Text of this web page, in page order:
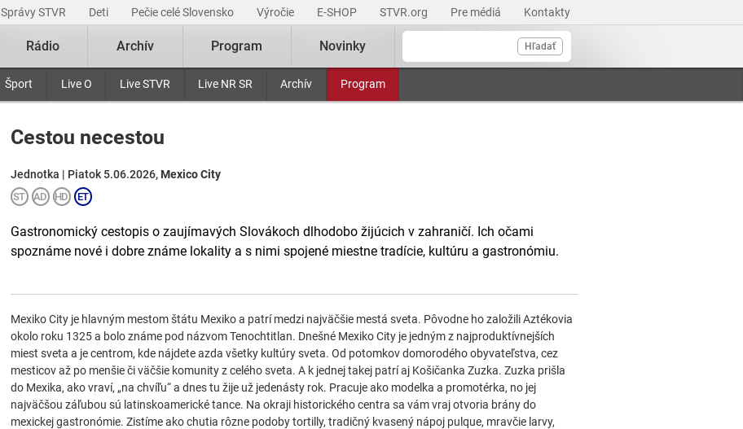
Správy STVR Deti Pečie celé Slovensko Výročie E-SHOP STVR.org Pre médiá Kontakty
Hľadať
Šport Live O Live STVR Live NR SR Archív Program
Rádio Archív Program Novinky
Cestou necestou
Jednotka | Piatok 5.06.2026, Mexico City
Gastronomický cestopis o zaujímavých Slovákoch dlhodobo žijúcich v zahraničí. Ich očami
spoznáme nové i dobre známe lokality a s nimi spojené miestne tradície, kultúru a gastronómiu.
Mexiko City je hlavným mestom štátu Mexiko a patrí medzi najväčšie mestá sveta. Pôvodne ho založili Aztékovia
okolo roku 1325 a bolo známe pod názvom Tenochtitlan. Dnešné Mexiko City je jedným z najproduktívnejších
miest sveta a je centrom, kde nájdete azda všetky kultúry sveta. Od potomkov domorodého obyvateľstva, cez
mesticov až po menšie či väčšie komunity z celého sveta. A k jednej takej patrí aj Košičanka Zuzka. Zuzka prišla
do Mexika, ako vraví, „na chvíľu“ a dnes tu žije už jedenásty rok. Pracuje ako modelka a promotérka, no jej
najväčšou záľubou sú latinskoamerické tance. Na okraji historického centra sa vám vraj otvoria brány do
mexickej gastronómie. Zistíme ako chutia rôzne podoby tortilly, tradičný kvasený nápoj pulque, mravčie larvy,